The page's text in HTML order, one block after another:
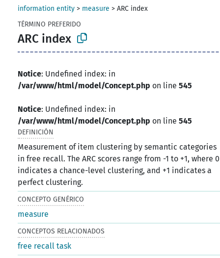
information entity > measure >ARC index
TÉRMINO PREFERIDO
ARC index
Notice: Undefined index: in
/var/www/html/model/Concept.php on line545
Notice: Undefined index: in
/var/www/html/model/Concept.php on line545
DEFINICIÓN
Measurement of item clustering by semantic categories
in free recall. The ARC scores range from -1 to +1, where 0
indicates a chance-level clustering, and +1 indicates a
perfect clustering.
CONCEPTO GENÉRICO
measure
CONCEPTOS RELACIONADOS
free recall task